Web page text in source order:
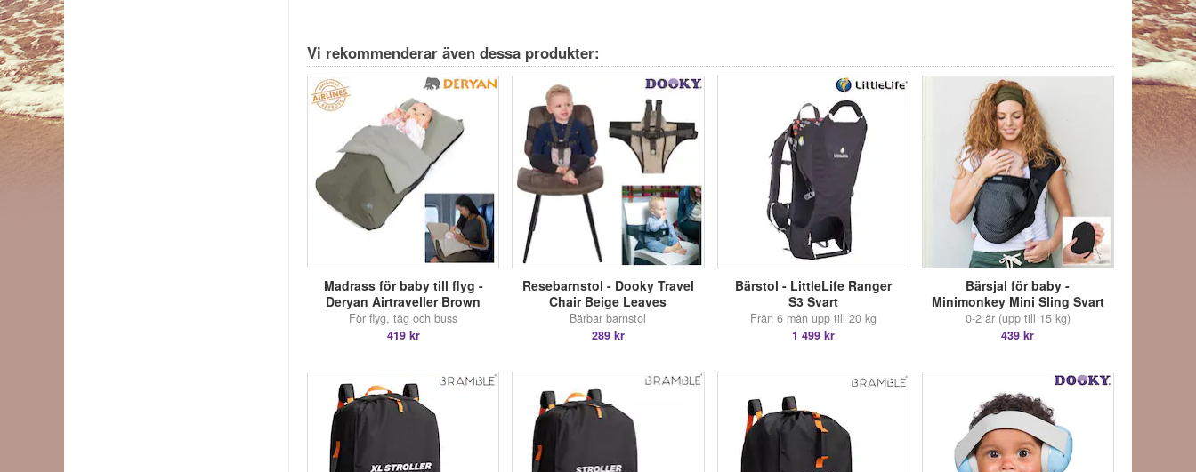
Vi rekommenderar även dessa produkter:
Madrass för baby till flyg -
Deryan Airtraveller Brown
För flyg, tåg och buss
419 kr
Resebarnstol - Dooky Travel
Chair Beige Leaves
Bärbar barnstol
289 kr
Bärstol - LittleLife Ranger
S3 Svart
Från 6 mån upp till 20 kg
1 499 kr
Bärsjal för baby -
Minimonkey Mini Sling Svart
0-2 år (upp till 15 kg)
439 kr